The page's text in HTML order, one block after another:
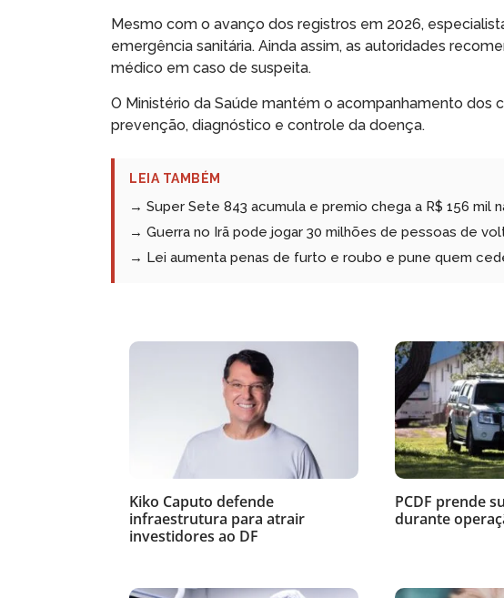
Mesmo com o avanço dos registros em 2026,
emergência sanitária. Ainda assim, as autoridades
médico em caso de suspeita.
O Ministério da Saúde mantém o acompanhamento dos
prevenção, diagnóstico e controle da doença.
LEIA TAMBÉM
→ Super Sete 843 acumula e premio chega a R$ 156 mil
→ Guerra no Irã pode jogar 30 milhões de pessoas de
→ Lei aumenta penas de furto e roubo e pune quem
Kiko Caputo defende
infraestrutura para atrair
investidores ao DF
PCDF prende
durante